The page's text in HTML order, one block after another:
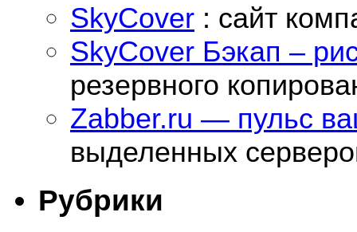
SkyCover : сайт
SkyCover Бэкап –
резервного
Zabber.ru — пульс
выделенных
Рубрики